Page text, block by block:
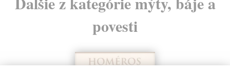
povesti